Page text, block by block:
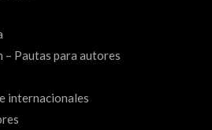
– Pautas para autores
internacionales